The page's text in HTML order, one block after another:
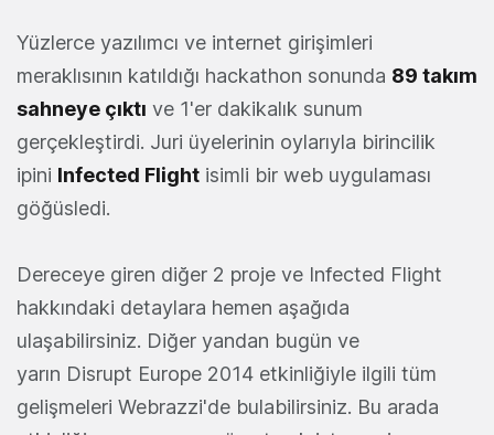
Yüzlerce yazılımcı ve internet girişimleri
meraklısının katıldığı hackathon sonunda 89 takım
sahneye çıktı ve 1'er dakikalık sunum
gerçekleştirdi. Juri üyelerinin oylarıyla birincilik
ipini Infected Flight isimli bir web uygulaması
göğüsledi.
Dereceye giren diğer 2 proje ve Infected Flight
hakkındaki detaylara hemen aşağıda
ulaşabilirsiniz. Diğer yandan bugün ve
yarın Disrupt Europe 2014 etkinliğiyle ilgili tüm
gelişmeleri Webrazzi'de bulabilirsiniz. Bu arada